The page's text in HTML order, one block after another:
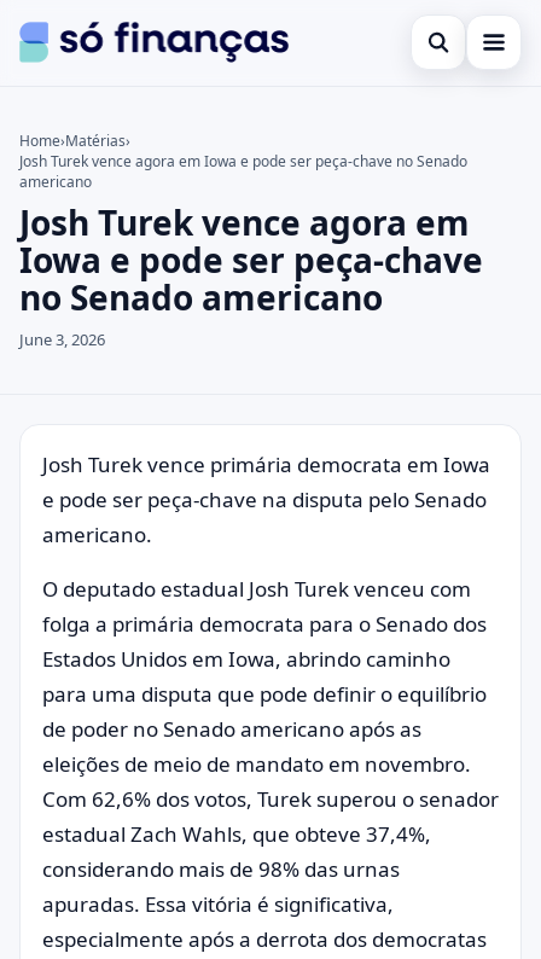
Open search
Empréstimos
Investimentos
Search the site
Search for:
Press Enter to search or ESC to close.
Home›Matérias›
Josh Turek vence agora em Iowa e pode ser peça-chave no Senado
americano
Josh Turek vence agora em
Iowa e pode ser peça-chave
no Senado americano
June 3, 2026
Josh Turek vence primária democrata em Iowa
e pode ser peça-chave na disputa pelo Senado
americano.
O deputado estadual Josh Turek venceu com
folga a primária democrata para o Senado dos
Estados Unidos em Iowa, abrindo caminho
para uma disputa que pode definir o equilíbrio
de poder no Senado americano após as
eleições de meio de mandato em novembro.
Com 62,6% dos votos, Turek superou o senador
estadual Zach Wahls, que obteve 37,4%,
considerando mais de 98% das urnas
apuradas. Essa vitória é significativa,
especialmente após a derrota dos democratas